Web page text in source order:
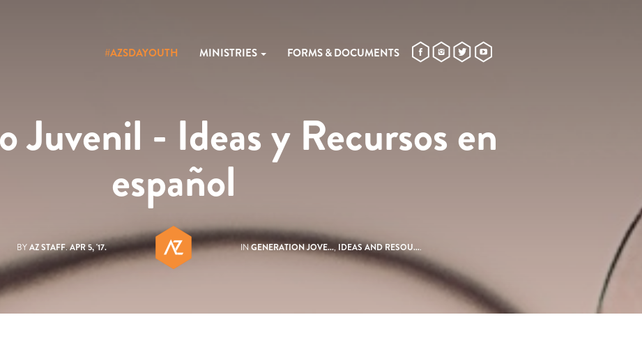
#AZSDAYOUTH MINISTRIES FORMS & DOCUMENTS
Juvenil - Ideas y Recursos en
español
BYAZ STAFF.APR 5, '17. INGENERATION JOVE..., IDEAS AND RESOU....